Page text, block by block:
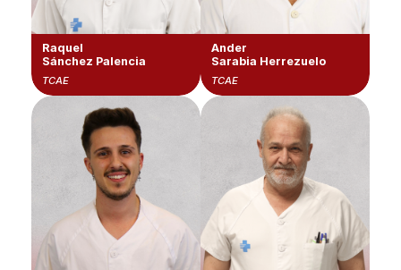
Raquel
Sánchez Palencia
TCAE
Ander
Sarabia Herrezuelo
TCAE